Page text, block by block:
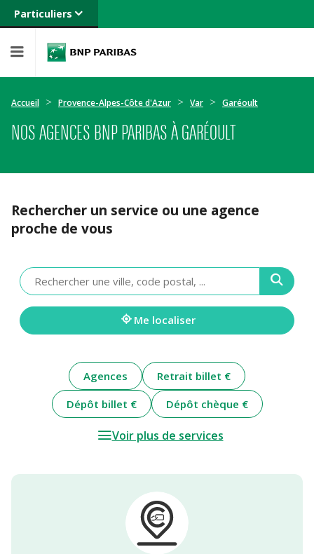
Particuliers
Banque privée
Entreprises
Accueil Provence-Alpes-Côte d'Azur Var Garéoult
NOS AGENCES BNP PARIBAS À GARÉOULT
Rechercher un service ou une agence
proche de vous
Veuillez
renseigner
une
adresse
Me localiser
Agences
Retrait billet €
Dépôt billet €
Dépôt chèque €
Voir plus de services